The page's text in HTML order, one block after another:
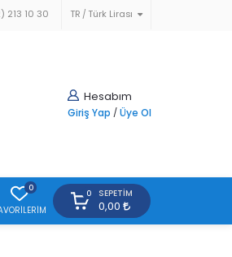
TR Türk Lirası
213 10 30
Hesabım
Giriş Yap / Üye Ol
0
0 SEPETIM
0,00